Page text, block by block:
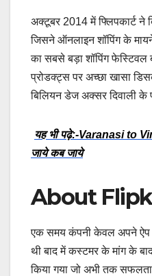
अक्टूबर 2014 में फ्लिपकार्ट ने
जिसने ऑनलाइन शॉपिंग के
का सबसे बड़ा शॉपिंग फेस्टिवल
प्रोडक्ट्स पर अच्छा खासा
बिलियन डेज अक्सर दिवाली
यह भी पढ़े:-Varanasi to
जाये कब जाये
About
एक समय कंपनी केवल अपने ऐप
थी बाद में कस्टमर के मांग के
किया गया जो अभी तक